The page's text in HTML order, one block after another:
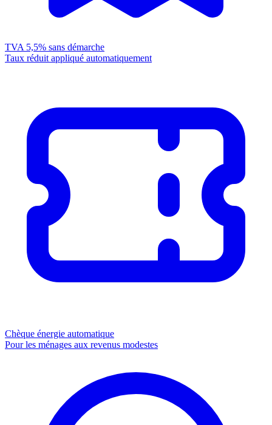
TVA 5,5% sans démarche
Taux réduit appliqué automatiquement
Chèque énergie automatique
Pour les ménages aux revenus modestes